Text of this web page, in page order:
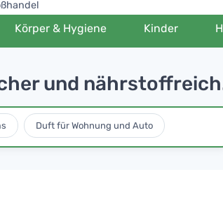
Körper & Hygiene Kinder
und
Duft für Wohnung und Auto